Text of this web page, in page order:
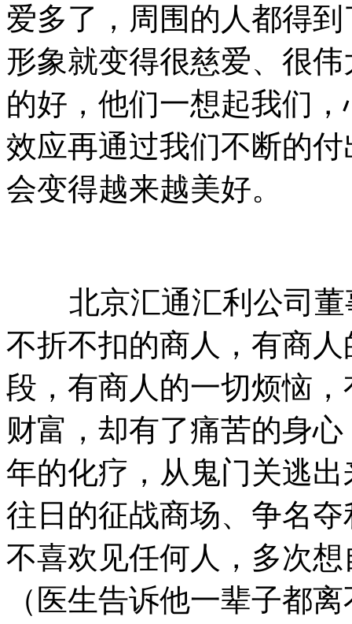
爱多了，周围的人都得
形象就变得很慈爱、很
的好，他们一想起我们
效应再通过我们不断的
会变得越来越美好。
北京汇通汇利公司董
不折不扣的商人，有商
段，有商人的一切烦恼
财富，却有了痛苦的身
年的化疗，从鬼门关逃
往日的征战商场、争名
不喜欢见任何人，多次
（医生告诉他一辈子都